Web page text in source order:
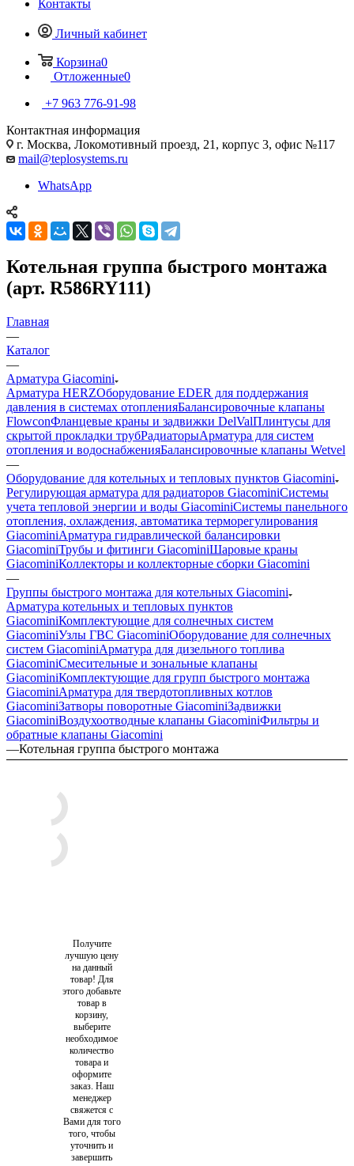
Контакты
Личный кабинет
Корзина0
Отложенные0
+7 963 776-91-98
Контактная информация
г. Москва, Локомотивный проезд, 21, корпус 3, офис №117
mail@teplosystems.ru
WhatsApp
Котельная группа быстрого монтажа
(арт. R586RY111)
Главная
—
Каталог
—
Арматура Giacomini
Арматура HERZОборудование EDER для поддержания
давления в системах отопленияБалансировочные клапаны
FlowconФланцевые краны и задвижки DelValПлинтусы для
скрытой прокладки трубРадиаторыАрматура для систем
отопления и водоснабженияБалансировочные клапаны Wetvel
—
Оборудование для котельных и тепловых пунктов Giacomini
Регулирующая арматура для радиаторов GiacominiСистемы
учета тепловой энергии и воды GiacominiСистемы панельного
отопления, охлаждения, автоматика терморегулирования
GiacominiАрматура гидравлической балансировки
GiacominiТрубы и фитинги GiacominiШаровые краны
GiacominiКоллекторы и коллекторные сборки Giacomini
—
Группы быстрого монтажа для котельных Giacomini
Арматура котельных и тепловых пунктов
GiacominiКомплектующие для солнечных систем
GiacominiУзлы ГВС GiacominiОборудование для солнечных
систем GiacominiАрматура для дизельного топлива
GiacominiСмесительные и зональные клапаны
GiacominiКомплектующие для групп быстрого монтажа
GiacominiАрматура для твердотопливных котлов
GiacominiЗатворы поворотные GiacominiЗадвижки
GiacominiВоздухоотводные клапаны GiacominiФильтры и
обратные клапаны Giacomini
—Котельная группа быстрого монтажа
Получите
лучшую цену
на данный
товар! Для
этого добавьте
товар в
корзину,
выберите
необходимое
количество
товара и
оформите
заказ. Наш
менеджер
свяжется с
Вами для того
того, чтобы
уточнить и
завершить